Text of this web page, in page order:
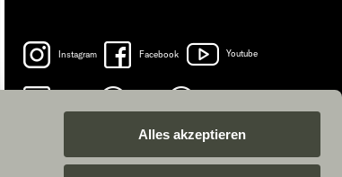
Alles akzeptieren
Instagram Facebook Youtube